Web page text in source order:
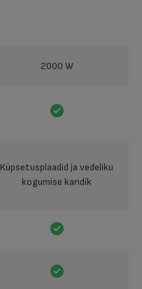
2000 W
Küpsetusplaadid ja vedeliku
kogumise kandik